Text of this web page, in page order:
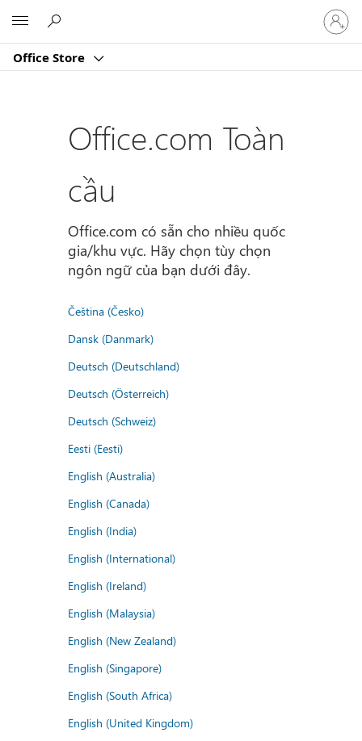
Office Store
Đăng
nhập
tài
của
Office.com Toàn
cầu
Office.com có sẵn cho nhiều quốc
gia/khu vực. Hãy chọn tùy chọn
ngôn ngữ của bạn dưới đây.
Čeština (Česko)
Dansk (Danmark)
Deutsch (Deutschland)
Deutsch (Österreich)
Deutsch (Schweiz)
Eesti (Eesti)
English (Australia)
English (Canada)
English (India)
English (International)
English (Ireland)
English (Malaysia)
English (New Zealand)
English (Singapore)
English (South Africa)
English (United Kingdom)